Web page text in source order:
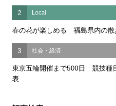
2 Local
春の花が楽しめる 福島県内の散
3 社会・経済
東京五輪開催まで500日 競技種
表